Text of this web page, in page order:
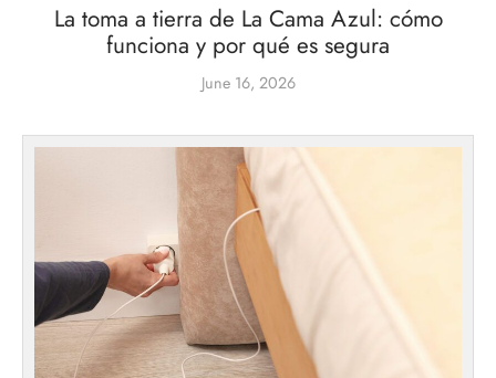
La toma a tierra de La Cama Azul: cómo
funciona y por qué es segura
June 16, 2026